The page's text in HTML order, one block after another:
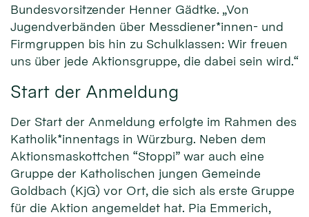
Bundesvorsitzender Henner Gädtke. „Von
Jugendverbänden über Messdiener*innen- und
Firmgruppen bis hin zu Schulklassen: Wir freuen
uns über jede Aktionsgruppe, die dabei sein wird.“
Start der Anmeldung
Der Start der Anmeldung erfolgte im Rahmen des
Katholik*innentags in Würzburg. Neben dem
Aktionsmaskottchen “Stoppi” war auch eine
Gruppe der Katholischen jungen Gemeinde
Goldbach (KjG) vor Ort, die sich als erste Gruppe
für die Aktion angemeldet hat. Pia Emmerich,